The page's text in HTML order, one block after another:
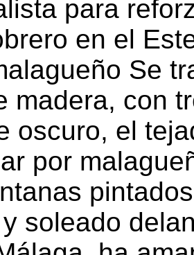
para
en el
Se
madera, con
oscuro, el
por
soleado